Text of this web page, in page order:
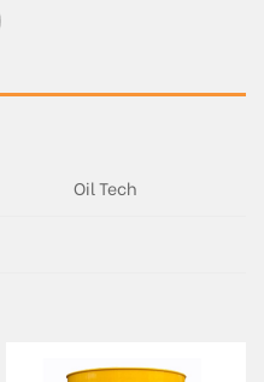
Oil Tech